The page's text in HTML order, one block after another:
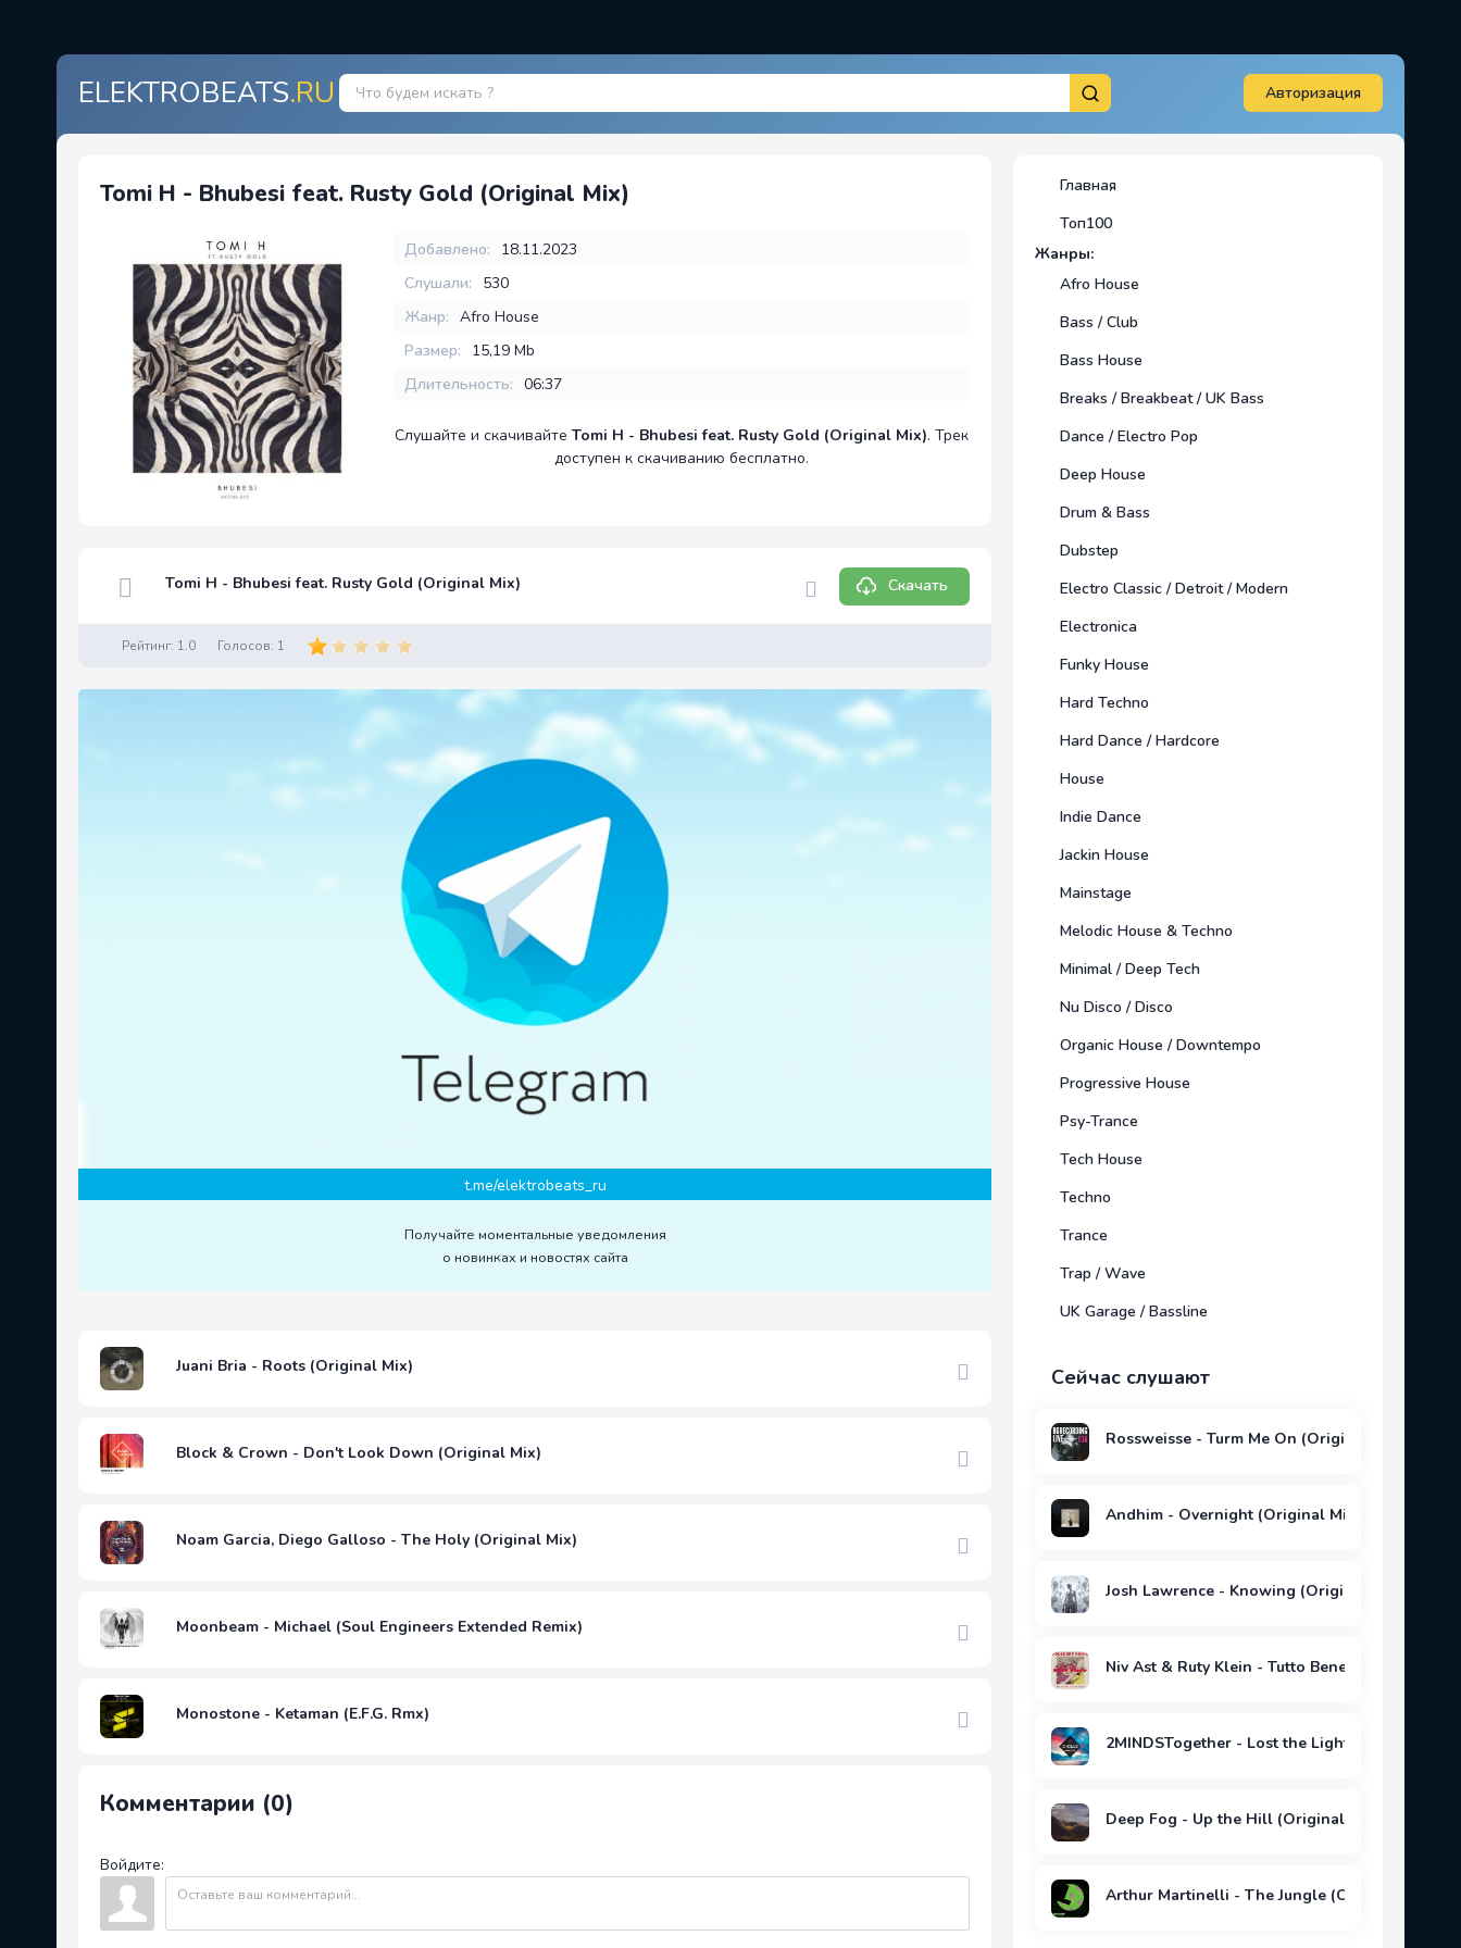
ELEKTROBEATS.RU Авторизация
Tomi H - Bhubesi feat. Rusty Gold (Original Mix)
Добавлено:
18.11.2023
Слушали:
530
Жанр: Afro House
Размер:
15,19 Mb
Длительность: 06:37
Слушайте и скачивайте Tomi H - Bhubesi feat. Rusty Gold (Original Mix). Трек
доступен к скачиванию бесплатно.
Tomi H - Bhubesi feat. Rusty Gold (Original Mix) Скачать
Рейтинг: 1.0 Голосов: 1
t.me/elektrobeats_ru
Получайте моментальные уведомления
о новинках и новостях сайта
Juani Bria - Roots (Original Mix)
Block & Crown - Don't Look Down (Original Mix)
Noam Garcia, Diego Galloso - The Holy (Original Mix)
Moonbeam - Michael (Soul Engineers Extended Remix)
Monostone - Ketaman (E.F.G. Rmx)
Комментарии (0)
Войдите:
Главная
Топ100
Жанры:
Afro House
Bass / Club
Bass House
Breaks / Breakbeat / UK Bass
Dance / Electro Pop
Deep House
Drum & Bass
Dubstep
Electro Classic / Detroit / Modern
Electronica
Funky House
Hard Techno
Hard Dance / Hardcore
House
Indie Dance
Jackin House
Mainstage
Melodic House & Techno
Minimal / Deep Tech
Nu Disco / Disco
Organic House / Downtempo
Progressive House
Psy-Trance
Tech House
Techno
Trance
Trap / Wave
UK Garage / Bassline
Сейчас слушают
Rossweisse - Turm Me On (Original Mix)
Andhim - Overnight (Original Mix)
Josh Lawrence - Knowing (Original Mix)
Niv Ast & Ruty Klein - Tutto Bene feat. Ruty
2MINDSTogether - Lost the Light (Extended
Deep Fog - Up the Hill (Original Mix)
Arthur Martinelli - The Jungle (Original Mix)